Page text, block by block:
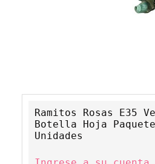
Ramitos Rosas E35
Botella Hoja
Unidades